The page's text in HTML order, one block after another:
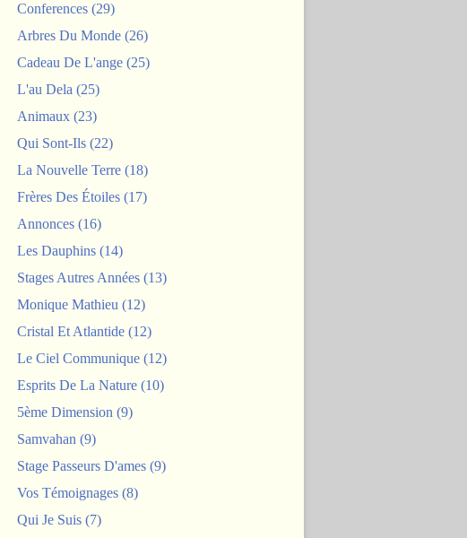
Conferences (29)
Arbres Du Monde (26)
Cadeau De L'ange (25)
L'au Dela (25)
Animaux (23)
Qui Sont-Ils (22)
La Nouvelle Terre (18)
Frères Des Étoiles (17)
Annonces (16)
Les Dauphins (14)
Stages Autres Années (13)
Monique Mathieu (12)
Cristal Et Atlantide (12)
Le Ciel Communique (12)
Esprits De La Nature (10)
5ème Dimension (9)
Samvahan (9)
Stage Passeurs D'ames (9)
Vos Témoignages (8)
Qui Je Suis (7)